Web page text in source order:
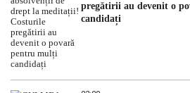
pregătirii au devenit o
candidați